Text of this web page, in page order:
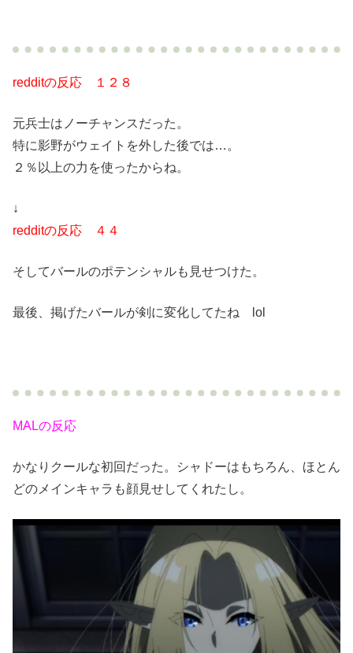
redditの反応 １２８
元兵士はノーチャンスだった。
特に影野がウェイトを外した後では…。
２％以上の力を使ったからね。
↓
redditの反応 ４４
そしてバールのポテンシャルも見せつけた。
最後、掲げたバールが剣に変化してたね lol
MALの反応
かなりクールな初回だった。シャドーはもちろん、ほとん
どのメインキャラも顔見せしてくれたし。